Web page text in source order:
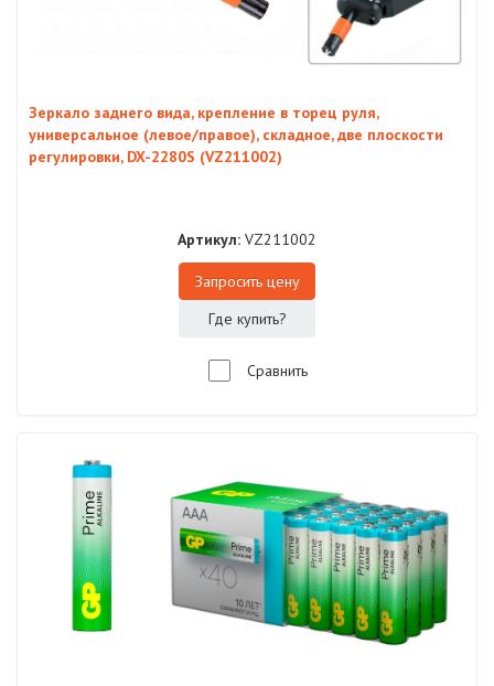
Зеркало заднего вида, крепление в торец руля,
универсальное (левое/правое), складное, две плоскости
регулировки, DX-2280S (VZ211002)
Артикул: VZ211002
Запросить цену
Где купить?
Сравнить